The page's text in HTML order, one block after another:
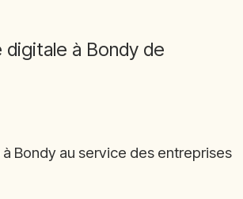
à Bondy de
Bondy au service des entreprises